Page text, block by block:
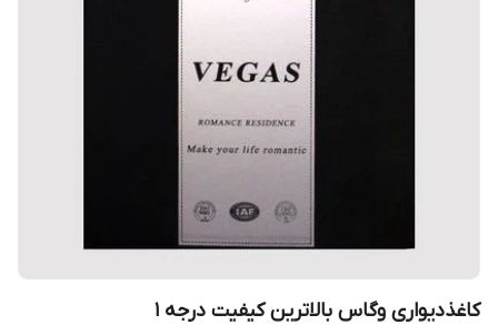
کاغذدیواری وگاس بالاترین کیفیت درجه ۱